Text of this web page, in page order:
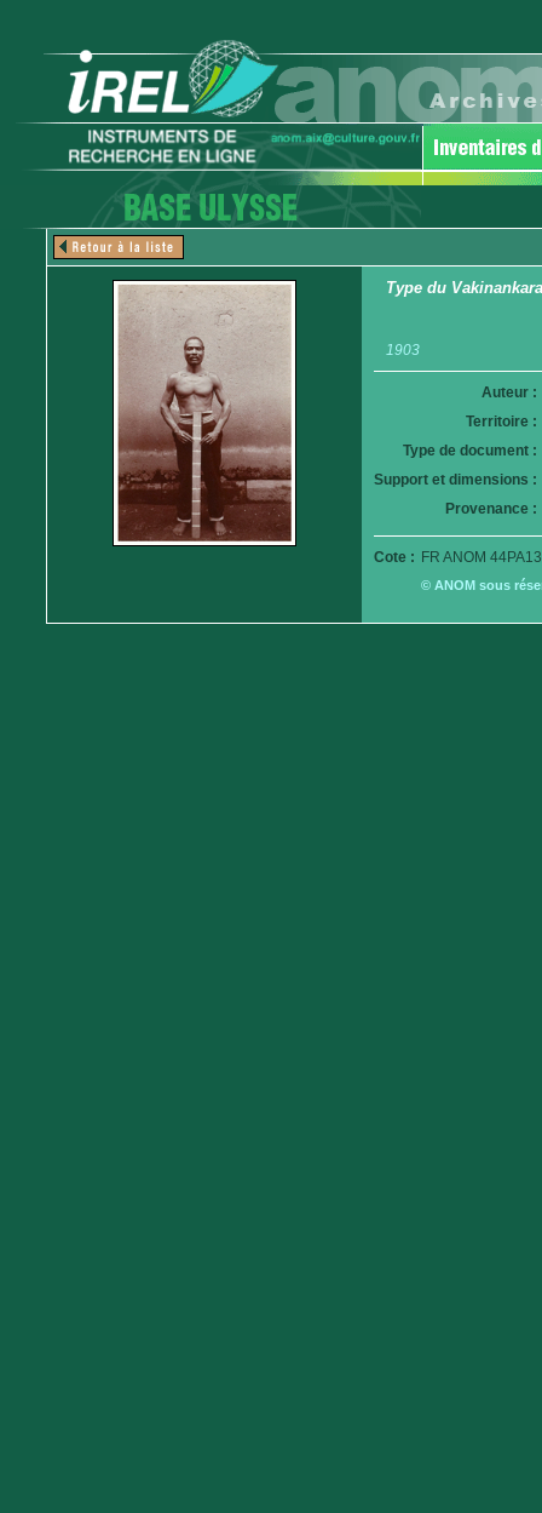
Type du
1903
Auteur :
Territoire :
Type de document :
Support et dimensions :
Provenance :
Cote : FR ANOM
© ANOM sous